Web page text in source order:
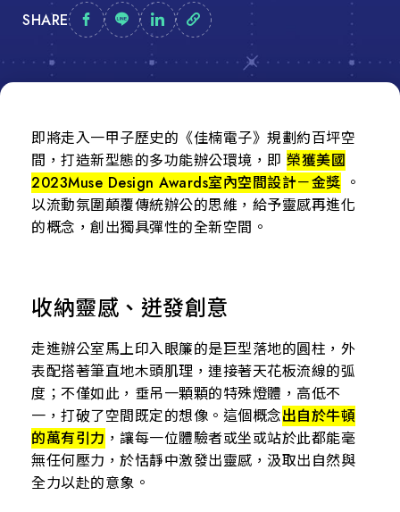
SHARE
即將走入一甲子歷史的《佳楠電子》規劃約百坪空
間，打造新型態的多功能辦公環境，即 榮獲美國
2023Muse Design Awards室內空間設計－金獎 。
以流動氛圍顛覆傳統辦公的思維，給予靈感再進化
的概念，創出獨具彈性的全新空間。
收納靈感、迸發創意
走進辦公室馬上印入眼簾的是巨型落地的圓柱，外
表配搭著筆直地木頭肌理，連接著天花板流線的弧
度；不僅如此，垂吊一顆顆的特殊燈體，高低不
一，打破了空間既定的想像。這個概念出自於牛頓
的萬有引力 ，讓每一位體驗者或坐或站於此都能毫
無任何壓力，於恬靜中激發出靈感，汲取出自然與
全力以赴的意象。